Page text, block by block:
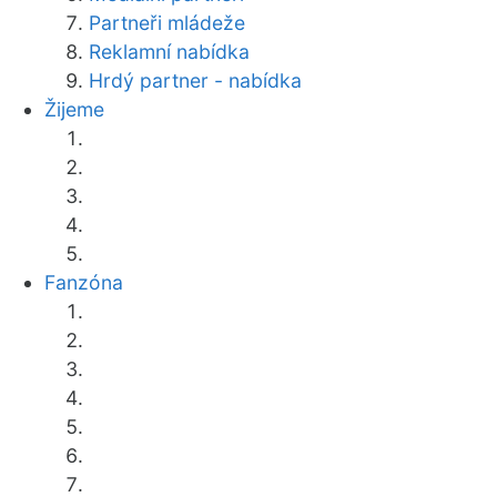
Partneři mládeže
Reklamní nabídka
Hrdý partner - nabídka
Žijeme
Fanzóna